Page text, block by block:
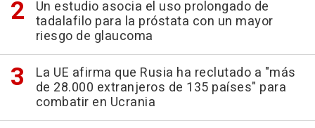
Un estudio asocia el uso prolongado de
tadalafilo para la próstata con un mayor
riesgo de glaucoma
La UE afirma que Rusia ha reclutado a "más
de 28.000 extranjeros de 135 países" para
combatir en Ucrania